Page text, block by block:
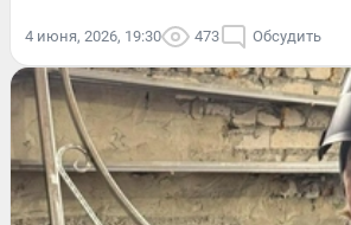
4 июня, 2026, 19:30 473 Обсудить